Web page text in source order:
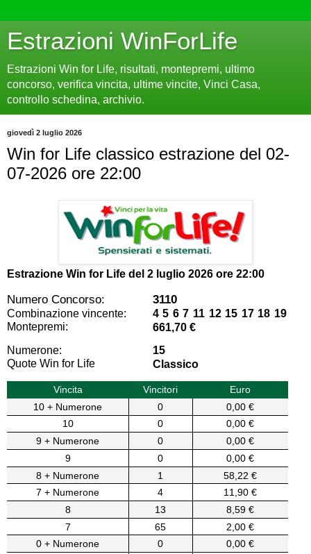
Estrazioni WinForLife
Estrazioni Win for Life, risultati, montepremi, ultimo
concorso, verifica vincita, ultime vincite, Vinci Casa,
controllo schedina, archivio.
giovedì 2 luglio 2026
Win for Life classico estrazione del 02-
07-2026 ore 22:00
Estrazione Win for Life del 2 luglio 2026 ore 22:00
Numero Concorso: 3110
Combinazione vincente:
4 5 6 7 11 12 15 17 18 19
Montepremi:
661,70 €
Numerone:
15
Quote Win for Life
Classico
Vincita Vincitori
Euro
10 + Numerone
0
0,00 €
10
0
0,00 €
9 + Numerone
0
0,00 €
9
0
0,00 €
8 + Numerone
1
58,22 €
7 + Numerone
4
11,90 €
8
13
8,59 €
7
65
2,00 €
0 + Numerone
0
0,00 €